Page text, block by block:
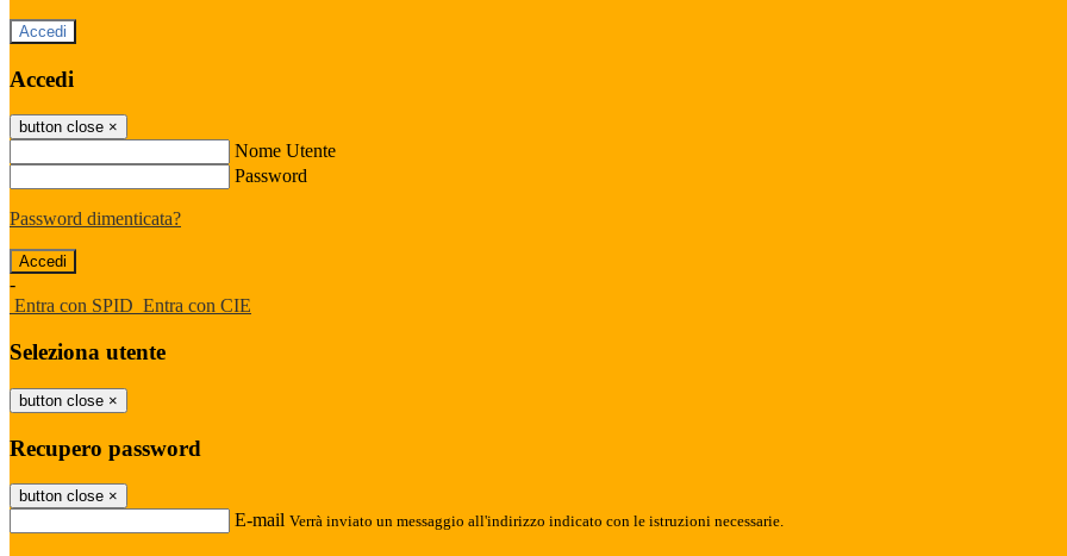
Accedi
Accedi
button close ×
Nome Utente
Password
Password dimenticata?
-
Entra con SPID Entra con CIE
Seleziona utente
button close ×
Recupero password
button close ×
E-mail Verrà inviato un messaggio all'indirizzo indicato con le istruzioni necessarie.